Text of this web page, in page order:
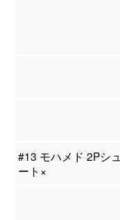
#13 モハメド 2Pシュ
ート×